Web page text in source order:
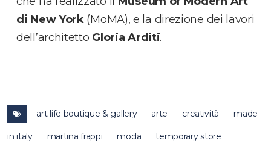
di New York(MoMA), e la direzione dei lavori
dell’architetto Gloria Arditi.
art life boutique & gallery arte creatività made
in italy martina frappi moda temporary store